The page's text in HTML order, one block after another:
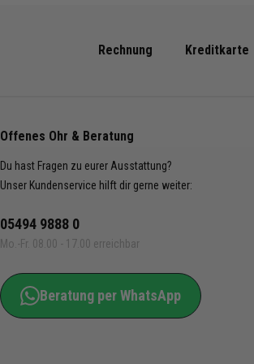
-
-
819,
-
012,
097,
Rechnung Kreditkarte
Offenes Ohr & Beratung
Du hast Fragen zu eurer Ausstattung?
Unser Kundenservice hilft dir gerne weiter:
05494 9888 0
Mo.-Fr. 08.00 - 17.00 erreichbar
Beratung per WhatsApp